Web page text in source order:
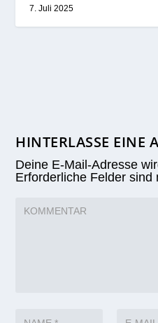
7. Juli 2025
HINTERLASSE EINE
Deine E-Mail-Adresse
Erforderliche Felder